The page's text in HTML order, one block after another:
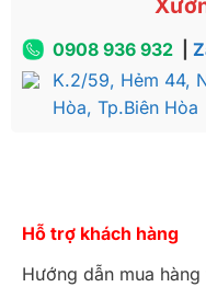
0908 936 932
K.2/59, Hẻm 44,
Hòa, Tp.Biên Hòa
Hỗ trợ khách hàng
Hướng dẫn mua